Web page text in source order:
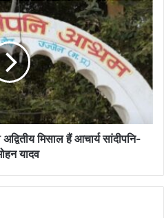
मिसाल हैं आचार्य सांदीपनि-
यादव